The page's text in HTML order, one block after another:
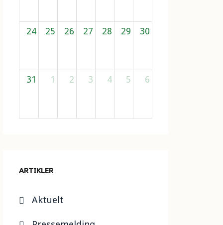
24 25 26 27 28 29 30
31 1 2 3 4 5 6
ARTIKLER
Aktuelt